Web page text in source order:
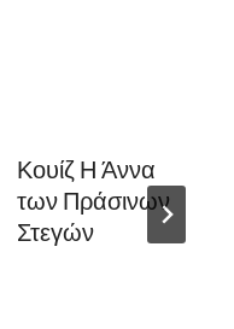
Κουίζ Η Άννα
των Πράσινων
Στεγών